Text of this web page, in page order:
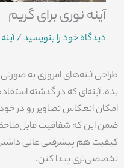
آینه نوری برای گریم
دیدگاه‌ خود را بنویسید/
طراحی آینه‌های امروزی به صورتی
بده. آینه‌ای که در گذشته
امکان انعکاس تصاویر رو در
ضمن این که شفافیت
کیفیت هم پیشرفتی عالی
تخصصی‌تری پیدا کنن.